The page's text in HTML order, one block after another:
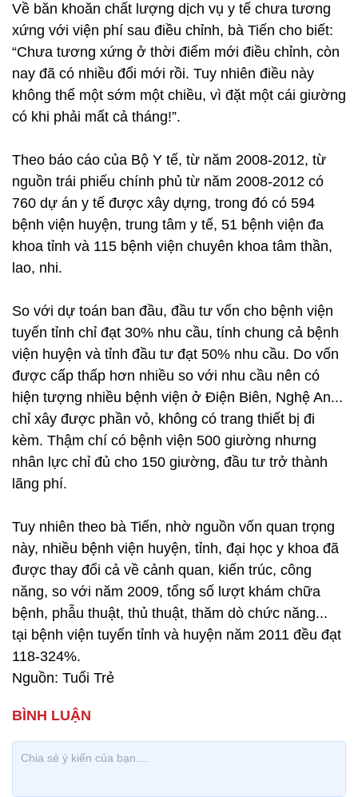
Về băn khoăn chất lượng dịch vụ y tế chưa tương
xứng với viện phí sau điều chỉnh, bà Tiến cho biết:
“Chưa tương xứng ở thời điểm mới điều chỉnh, còn
nay đã có nhiều đổi mới rồi. Tuy nhiên điều này
không thể một sớm một chiều, vì đặt một cái giường
có khi phải mất cả tháng!”.
Theo báo cáo của Bộ Y tế, từ năm 2008-2012, từ
nguồn trái phiếu chính phủ từ năm 2008-2012 có
760 dự án y tế được xây dựng, trong đó có 594
bệnh viện huyện, trung tâm y tế, 51 bệnh viện đa
khoa tỉnh và 115 bệnh viện chuyên khoa tâm thần,
lao, nhi.
So với dự toán ban đầu, đầu tư vốn cho bệnh viện
tuyến tỉnh chỉ đạt 30% nhu cầu, tính chung cả bệnh
viện huyện và tỉnh đầu tư đạt 50% nhu cầu. Do vốn
được cấp thấp hơn nhiều so với nhu cầu nên có
hiện tượng nhiều bệnh viện ở Điện Biên, Nghệ An...
chỉ xây được phần vỏ, không có trang thiết bị đi
kèm. Thậm chí có bệnh viện 500 giường nhưng
nhân lực chỉ đủ cho 150 giường, đầu tư trở thành
lãng phí.
Tuy nhiên theo bà Tiến, nhờ nguồn vốn quan trọng
này, nhiều bệnh viện huyện, tỉnh, đại học y khoa đã
được thay đổi cả về cảnh quan, kiến trúc, công
năng, so với năm 2009, tổng số lượt khám chữa
bệnh, phẫu thuật, thủ thuật, thăm dò chức năng...
tại bệnh viện tuyến tỉnh và huyện năm 2011 đều đạt
118-324%.
Nguồn: Tuổi Trẻ